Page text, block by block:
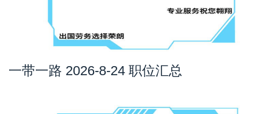
一带一路 2026-8-24 职位汇总